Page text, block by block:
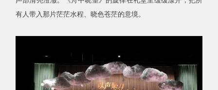
有人带入那片茫茫水程、晓色苍茫的意境。